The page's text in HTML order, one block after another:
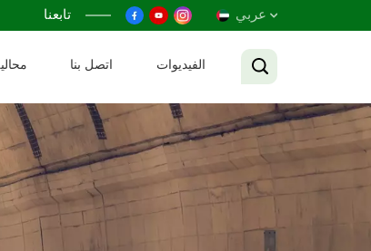
تابعنا عربي
Français
Русский
اتصل بنا الفيديوات